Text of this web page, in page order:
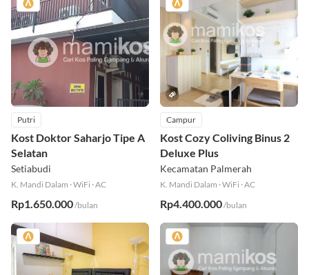
Putri
Kost Doktor Saharjo Tipe A
Selatan
Setiabudi
K. Mandi Dalam ·WiFi ·AC
Rp1.650.000/bulan
Campur
Kost Cozy Coliving Binus 2
Deluxe Plus
Kecamatan Palmerah
K. Mandi Dalam ·WiFi ·AC
Rp4.400.000/bulan